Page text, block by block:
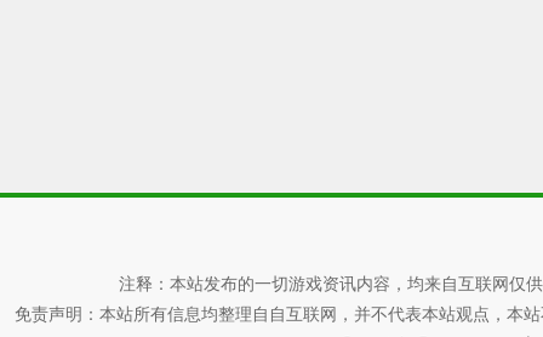
注释：本站发布的一切游戏资讯内容，均来自互联网仅
免责声明：本站所有信息均整理自自互联网，并不代表本站观点，本